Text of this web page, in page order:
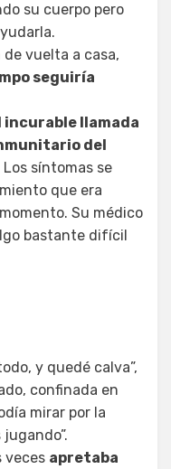
su cuerpo pero
vuelta a casa,
seguiría
llamada
del
Los síntomas se
que era
Su médico
bastante difícil
y quedé calva”,
confinada en
mirar por la
veces apretaba